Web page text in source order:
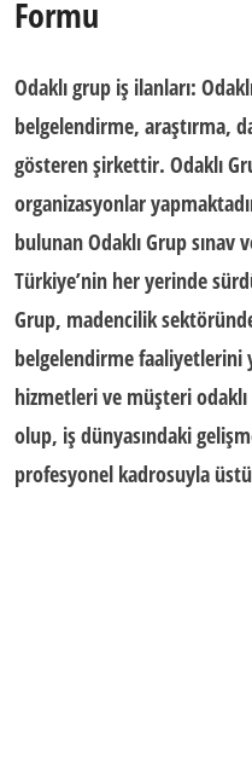
Formu
Odaklı grup iş ilanları:
belgelendirme, araştırma,
gösteren şirkettir. Odaklı
organizasyonlar
bulunanOdaklı Grupsınav
Türkiye’nin her yerinde
Grup, madencilik
belgelendirme
hizmetleri ve müşteri
olup, iş dünyasındaki
profesyonel kadrosuyla